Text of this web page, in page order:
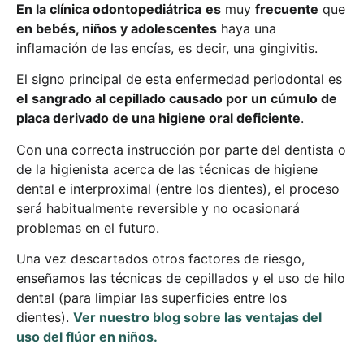
En la clínica odontopediátrica es muy frecuente que
en bebés, niños y adolescentes haya una
inflamación de las encías, es decir, una gingivitis.
El signo principal de esta enfermedad periodontal es
el sangrado al cepillado causado por un cúmulo de
placa derivado de una higiene oral deficiente.
Con una correcta instrucción por parte del dentista o
de la higienista acerca de las técnicas de higiene
dental e interproximal (entre los dientes), el proceso
será habitualmente reversible y no ocasionará
problemas en el futuro.
Una vez descartados otros factores de riesgo,
enseñamos las técnicas de cepillados y el uso de hilo
dental (para limpiar las superficies entre los
dientes). Ver nuestro blog sobre las ventajas del
uso del flúor en niños.